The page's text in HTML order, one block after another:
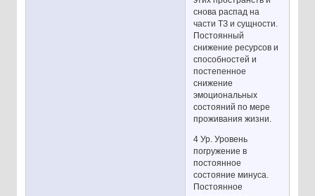
снова распад на
части ТЗ и сущности.
Постоянный
снижение ресурсов и
способностей и
постепенное
снижение
эмоциональных
состояний по мере
проживания жизни.
4 Ур. Уровень
погружение в
постоянное
состояние минуса.
Постоянное